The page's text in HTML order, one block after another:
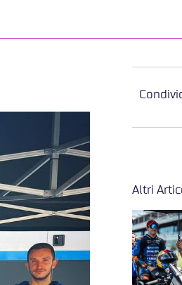
Altri